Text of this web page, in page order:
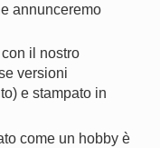
annunceremo
il nostro
versioni
e stampato in
come un hobby è